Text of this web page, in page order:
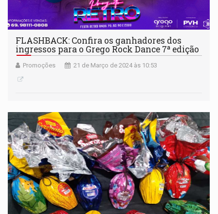
FLASHBACK: Confira os ganhadores dos
ingressos para o Grego Rock Dance 7ª edição
Promoções 21 de Março de 2024 às 10:53